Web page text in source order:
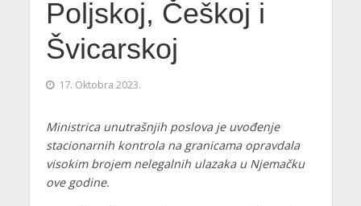
Poljskoj, Češkoj i
Švicarskoj
17. Oktobra 2023.
Ministrica unutrašnjih poslova je uvođenje
stacionarnih kontrola na granicama opravdala
visokim brojem nelegalnih ulazaka u Njemačku
ove godine.